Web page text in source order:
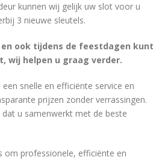
kunnen wij gelijk uw slot voor u
3 nieuwe sleutels.
ook tijdens de feestdagen kunt
wij helpen u graag verder.
snelle en efficiënte service en
prijzen zonder verrassingen.
u samenwerkt met de beste
om professionele, efficiënte en